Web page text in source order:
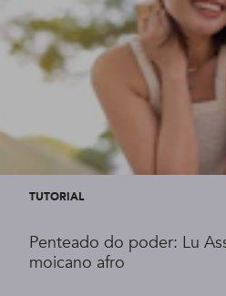
TUTORIAL
Penteado do poder: Lu
moicano afro